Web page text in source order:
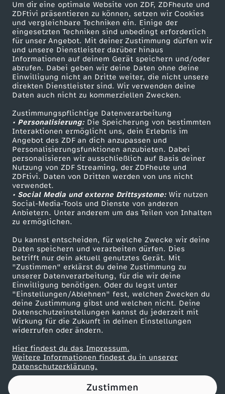
Um dir eine optimale Website von ZDF, ZDFheute und
ZDFtivi präsentieren zu können, setzen wir Cookies
und vergleichbare Techniken ein. Einige der
eingesetzten Techniken sind unbedingt erforderlich
für unser Angebot. Mit deiner Zustimmung dürfen wir
und unsere Dienstleister darüber hinaus
Informationen auf deinem Gerät speichern und/oder
abrufen. Dabei geben wir deine Daten ohne deine
Einwilligung nicht an Dritte weiter, die nicht unsere
direkten Dienstleister sind. Wir verwenden deine
Daten auch nicht zu kommerziellen Zwecken.
Zustimmungspflichtige Datenverarbeitung
• Personalisierung:Die Speicherung von bestimmten
Interaktionen ermöglicht uns, dein Erlebnis im
Angebot des ZDF an dich anzupassen und
Personalisierungsfunktionen anzubieten. Dabei
personalisieren wir ausschließlich auf Basis deiner
Nutzung von ZDF Streaming, der ZDFheute und
ZDFtivi. Daten von Dritten werden von uns nicht
verwendet.
• Social Media und externe Drittsysteme:Wir nutzen
Social-Media-Tools und Dienste von anderen
Anbietern. Unter anderem um das Teilen von Inhalten
zu ermöglichen.
Du kannst entscheiden, für welche Zwecke wir deine
Daten speichern und verarbeiten dürfen. Dies
betrifft nur dein aktuell genutztes Gerät. Mit
"Zustimmen" erklärst du deine Zustimmung zu
unserer Datenverarbeitung, für die wir deine
Einwilligung benötigen. Oder du legst unter
"Einstellungen/Ablehnen" fest, welchen Zwecken du
deine Zustimmung gibst und welchen nicht. Deine
Datenschutzeinstellungen kannst du jederzeit mit
Wirkung für die Zukunft in deinen Einstellungen
widerrufen oder ändern.
Hier findest du das Impressum.
Weitere Informationen findest du in unserer
Datenschutzerklärung.
Zustimmen
f
ü
h
r
t
F
r
a
n
z
i
s
k
u
s
I
Mehr ZDF
ZDF-Apps
Smart TV
ZDFtext
Livestreams
Sendungen A-Z
TV-Programm
Service
ZDFmitreden
Kontakt zum ZDF
Tickets
Zuschauerservice
Hilfe
ZDF Unternehmen
Karriere
ZDF goes Schule
Werbefernsehen
Mainzelmännchen
Partner